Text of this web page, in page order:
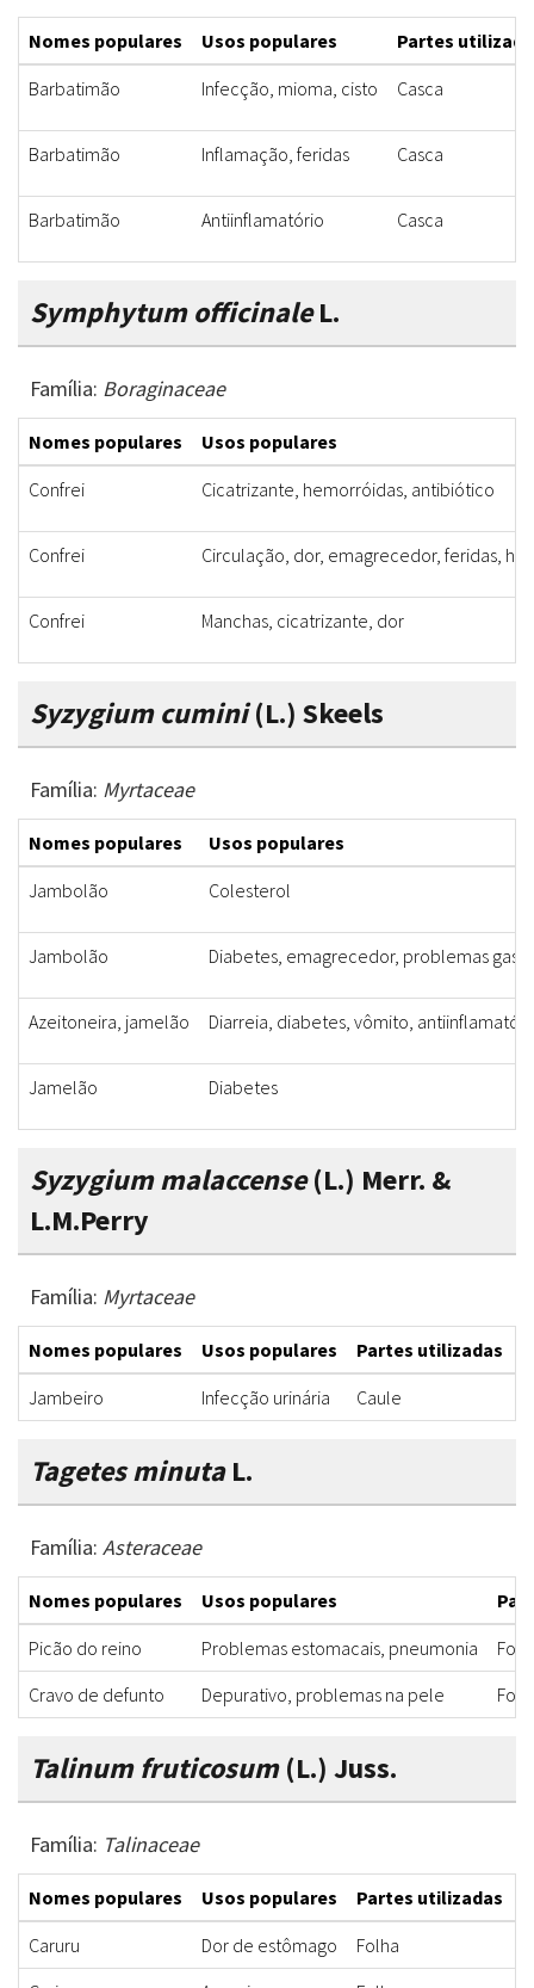
Nomes populares Usos populares
Partes
Barbatimão
Infecção, mioma, cisto Casca
Barbatimão Inflamação, feridas Casca
Barbatimão Antiinflamatório Casca
Symphytum officinaleL.
Família: Boraginaceae
Nomes populares
Usos populares
Confrei
Cicatrizante, hemorróidas, antibiótico
Confrei Circulação, dor, emagrecedor, feridas,
Confrei Manchas, cicatrizante, dor
Syzygium cumini(L.) Skeels
Família: Myrtaceae
Nomes populares
Usos populares
Jambolão
Colesterol
Jambolão Diabetes, emagrecedor, problemas
Azeitoneira, jamelão Diarreia, diabetes, vômito,
Jamelão Diabetes
Syzygium malaccense(L.) Merr. &
L.M.Perry
Família: Myrtaceae
Nomes populares Usos populares Partes utilizadas
Jambeiro
Infecção urinária Caule
Tagetes minutaL.
Família: Asteraceae
Nomes populares Usos populares
Picão do reino
Problemas estomacais, pneumonia
Cravo de defunto
Depurativo, problemas na pele
Talinum fruticosum(L.) Juss.
Família: Talinaceae
Nomes populares Usos populares Partes utilizadas
Caruru
Dor de estômago Folha